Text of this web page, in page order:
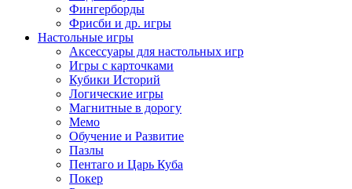
Фингерборды
Фрисби и др. игры
Настольные игры
Аксессуары для настольных игр
Игры с карточками
Кубики Историй
Логические игры
Магнитные в дорогу
Мемо
Обучение и Развитие
Пазлы
Пентаго и Царь Куба
Покер